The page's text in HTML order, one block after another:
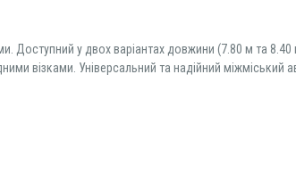
Доступний у двох варіантах довжини (7.80 м та
візками. Універсальний та надійний міжміський